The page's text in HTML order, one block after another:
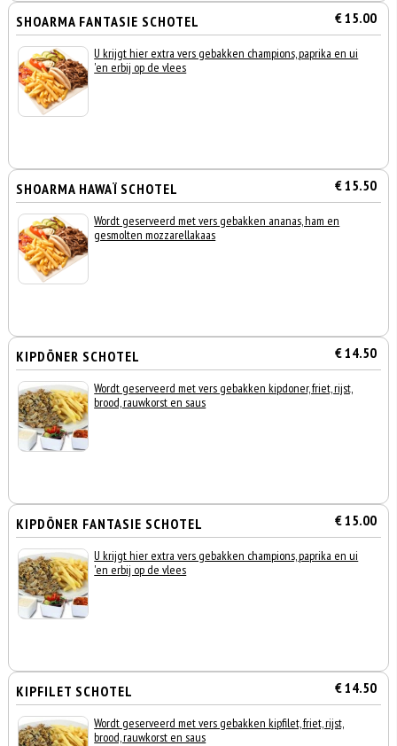
SHOARMA FANTASIE SCHOTEL € 15.00
U krijgt hier extra vers gebakken champions, paprika en ui
'en erbij op de vlees
SHOARMA HAWAÏ SCHOTEL € 15.50
Wordt geserveerd met vers gebakken ananas, ham en
gesmolten mozzarellakaas
KIPDÖNER SCHOTEL € 14.50
Wordt geserveerd met vers gebakken kipdoner, friet, rijst,
brood, rauwkorst en saus
KIPDÖNER FANTASIE SCHOTEL € 15.00
U krijgt hier extra vers gebakken champions, paprika en ui
'en erbij op de vlees
KIPFILET SCHOTEL € 14.50
Wordt geserveerd met vers gebakken kipfilet, friet, rijst,
brood, rauwkorst en saus